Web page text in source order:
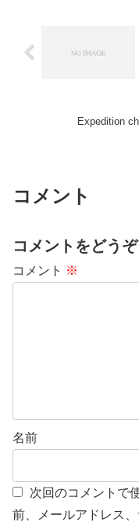
Expedition
コメント
コメントをどうぞ
コメント ※
名前
次回のコメントで
前、メールアドレス、